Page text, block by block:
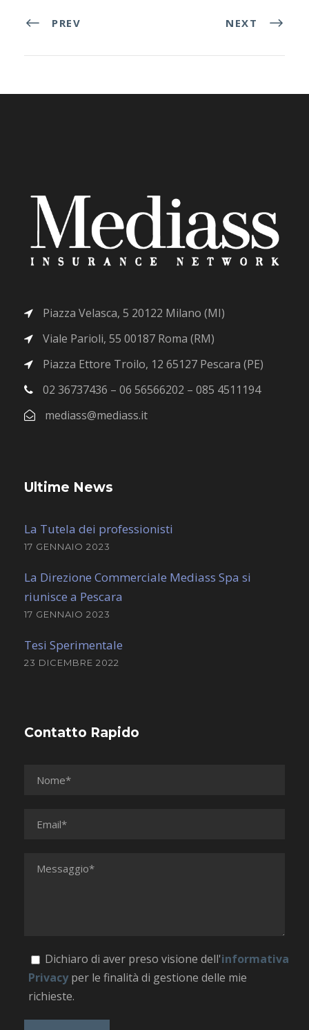
PREV NEXT
Piazza Velasca, 5 20122 Milano (MI)
Viale Parioli, 55 00187 Roma (RM)
Piazza Ettore Troilo, 12 65127 Pescara (PE)
02 36737436 – 06 56566202 – 085 4511194
mediass@mediass.it
Ultime News
La Tutela dei professionisti
17 GENNAIO 2023
La Direzione Commerciale Mediass Spa si
riunisce a Pescara
17 GENNAIO 2023
Tesi Sperimentale
23 DICEMBRE 2022
Contatto Rapido
Dichiaro di aver preso visione dell'informativa
Privacyper le finalità di gestione delle mie
richieste.